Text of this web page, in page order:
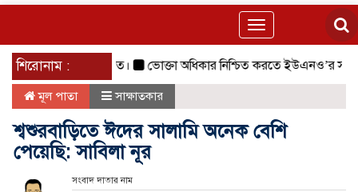
Toggle
navigation
শিরোনাম :
সফলভাবে অনুষ্ঠিত। ভোক্তা অধিকার নিশ্চিত করতে ইউএনও’র সঙ্গে
মূল পাতা সাক্ষাতকার
শ্বশুরবাড়িতে ঈদের সালামি অনেক বেশি
পেয়েছি: সাবিলা নূর
সংবাদ দাতার নাম